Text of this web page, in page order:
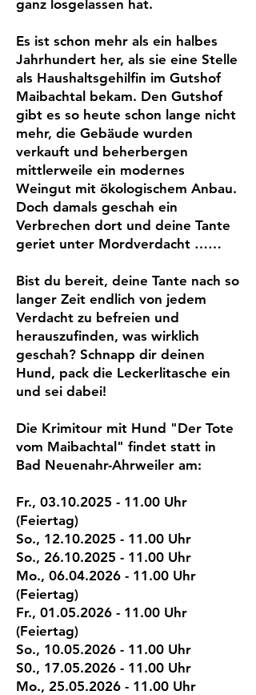
ganz losgelassen hat.
Es ist schon mehr als ein halbes
Jahrhundert her, als sie eine Stelle
als Haushaltsgehilfin im Gutshof
Maibachtal bekam. Den Gutshof
gibt es so heute schon lange nicht
mehr, die Gebäude wurden
verkauft und beherbergen
mittlerweile ein modernes
Weingut mit ökologischem Anbau.
Doch damals geschah ein
Verbrechen dort und deine Tante
geriet unter Mordverdacht ……
Bist du bereit, deine Tante nach so
langer Zeit endlich von jedem
Verdacht zu befreien und
herauszufinden, was wirklich
geschah? Schnapp dir deinen
Hund, pack die Leckerlitasche ein
und sei dabei!
Die Krimitour mit Hund "Der Tote
vom Maibachtal" findet statt in
Bad Neuenahr-Ahrweiler am:
Fr., 03.10.2025 - 11.00 Uhr
(Feiertag)
So., 12.10.2025 - 11.00 Uhr
So., 26.10.2025 - 11.00 Uhr
Mo., 06.04.2026 - 11.00 Uhr
(Feiertag)
Fr., 01.05.2026 - 11.00 Uhr
(Feiertag)
So., 10.05.2026 - 11.00 Uhr
S0., 17.05.2026 - 11.00 Uhr
Mo., 25.05.2026 - 11.00 Uhr